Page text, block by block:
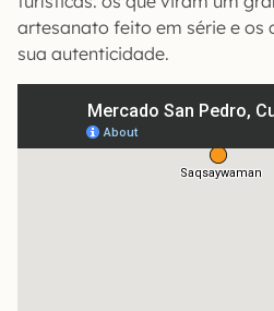
artesanato feito em série e os
sua autenticidade.